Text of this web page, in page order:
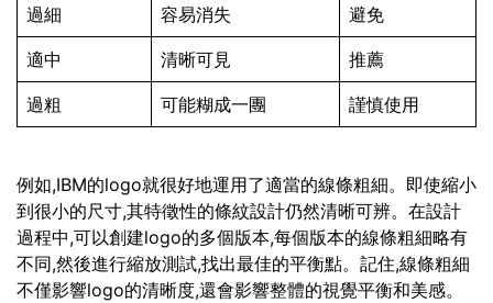
過細 容易消失 避免
適中 清晰可見 推薦
過粗 可能糊成一團 謹慎使用
例如,IBM的logo就很好地運用了適當的線條粗細。即使縮小
到很小的尺寸,其特徵性的條紋設計仍然清晰可辨。在設計
過程中,可以創建logo的多個版本,每個版本的線條粗細略有
不同,然後進行縮放測試,找出最佳的平衡點。記住,線條粗細
不僅影響logo的清晰度,還會影響整體的視覺平衡和美感。